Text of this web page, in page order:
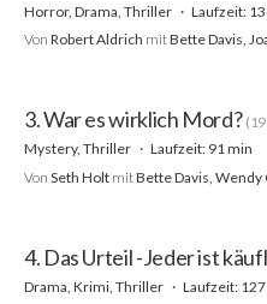
Horror, Drama, Thriller
Laufzeit:
Von Robert Aldrich mitBette Davis,
3. War es wirklich Mord?
Mystery, Thriller
Laufzeit: 91 min
Von Seth Holt mitBette Davis, Wendy
4. Das Urteil -Jeder ist
Drama, Krimi, Thriller
Laufzeit: